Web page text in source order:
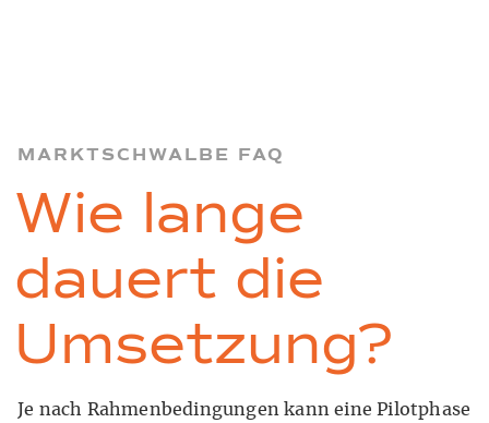
MARKTSCHWALBE FAQ
Wie lange
dauert die
Umsetzung?
Je nach Rahmenbedingungen kann eine Pilotphase